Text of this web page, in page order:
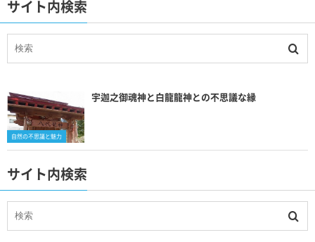
サイト内検索
自然の不思議と魅力
宇迦之御魂神と白龍龍神との不思議な縁
サイト内検索